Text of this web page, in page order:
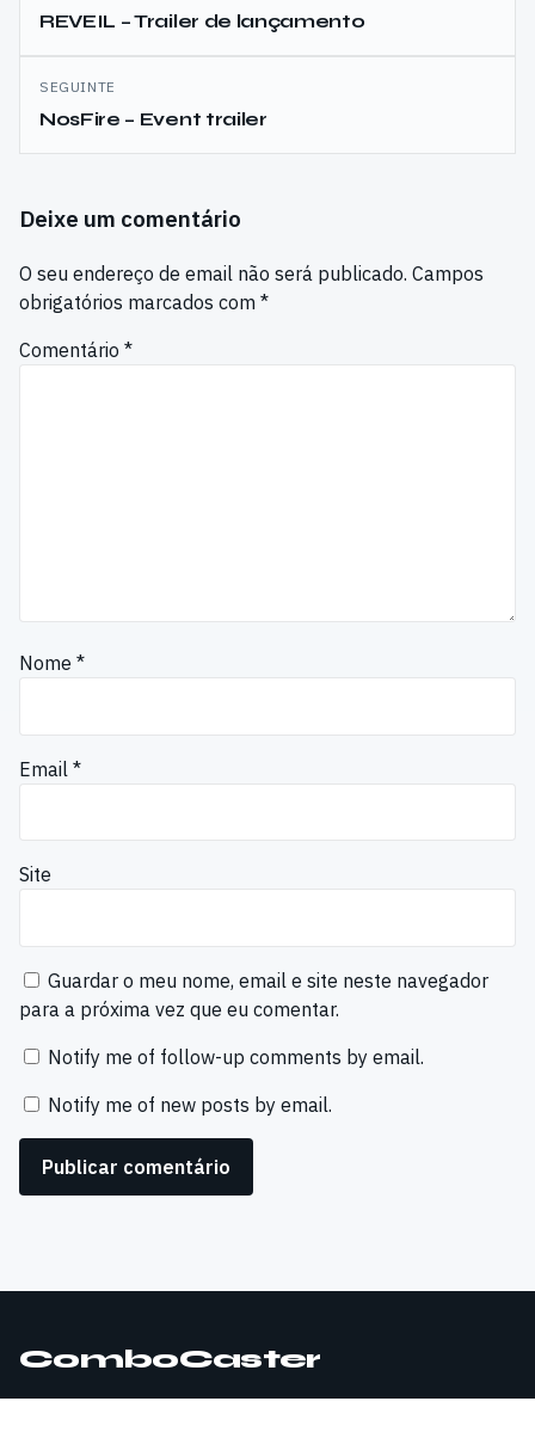
de
artigos
REVEIL – Trailer de lançamento
SEGUINTE
NosFire – Event trailer
Deixe um comentário
O seu endereço de email não será publicado. Campos
obrigatórios marcados com *
Comentário *
Nome *
Email *
Site
Guardar o meu nome, email e site neste navegador
para a próxima vez que eu comentar.
Notify me of follow-up comments by email.
Notify me of new posts by email.
ComboCaster